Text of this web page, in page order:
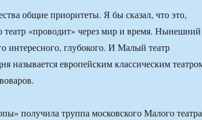
общие приоритеты. Я бы сказал, что это,
театр «проводит» через мир и время. Нынешний
интересного, глубокого. И Малый театр
называется европейским классическим
получила труппа московского Малого